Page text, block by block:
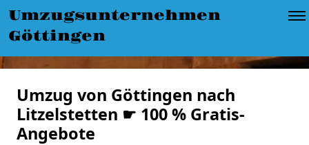
Umzugsunternehmen
Göttingen
Umzug von Göttingen nach
Litzelstetten ☛ 100 % Gratis-
Angebote